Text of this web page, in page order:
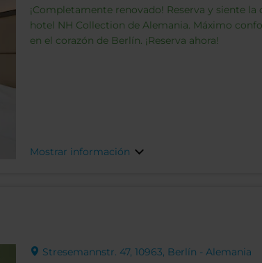
¡Completamente renovado! Reserva y siente
hotel NH Collection de Alemania. Máximo
en el corazón de Berlín. ¡Reserva ahora!
Mostrar información
Stresemannstr. 47, 10963, Berlín - Alemania